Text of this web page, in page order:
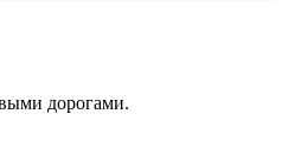
дорогами.